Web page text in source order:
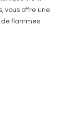
vous offre une
de flammes